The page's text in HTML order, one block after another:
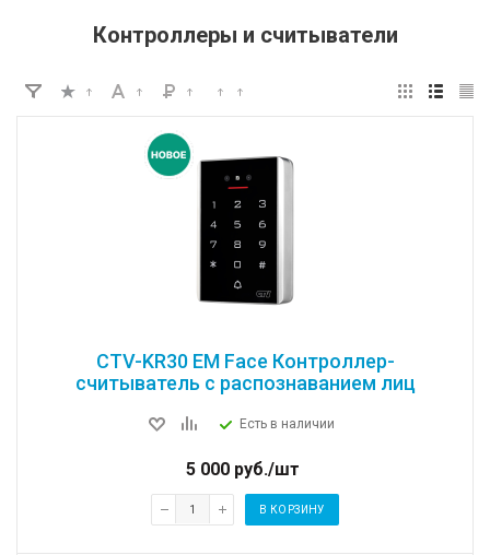
Контроллеры и считыватели
CTV-KR30 EM Face Контроллер-
считыватель с распознаванием лиц
Есть в наличии
5 000 руб./шт
В КОРЗИНУ